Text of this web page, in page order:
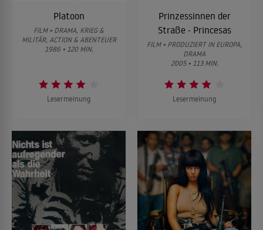
Platoon
FILM • DRAMA, KRIEG &
MILITÄR, ACTION & ABENTEUER
1986 • 120 MIN.
Lesermeinung
Prinzessinnen der
Straße - Princesas
FILM • PRODUZIERT IN EUROPA,
DRAMA
2005 • 113 MIN.
Lesermeinung